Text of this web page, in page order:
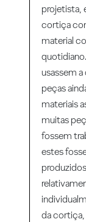
projetista,
cortiça
material
usassem
peças
materiais
muitas
fossem
estes
da